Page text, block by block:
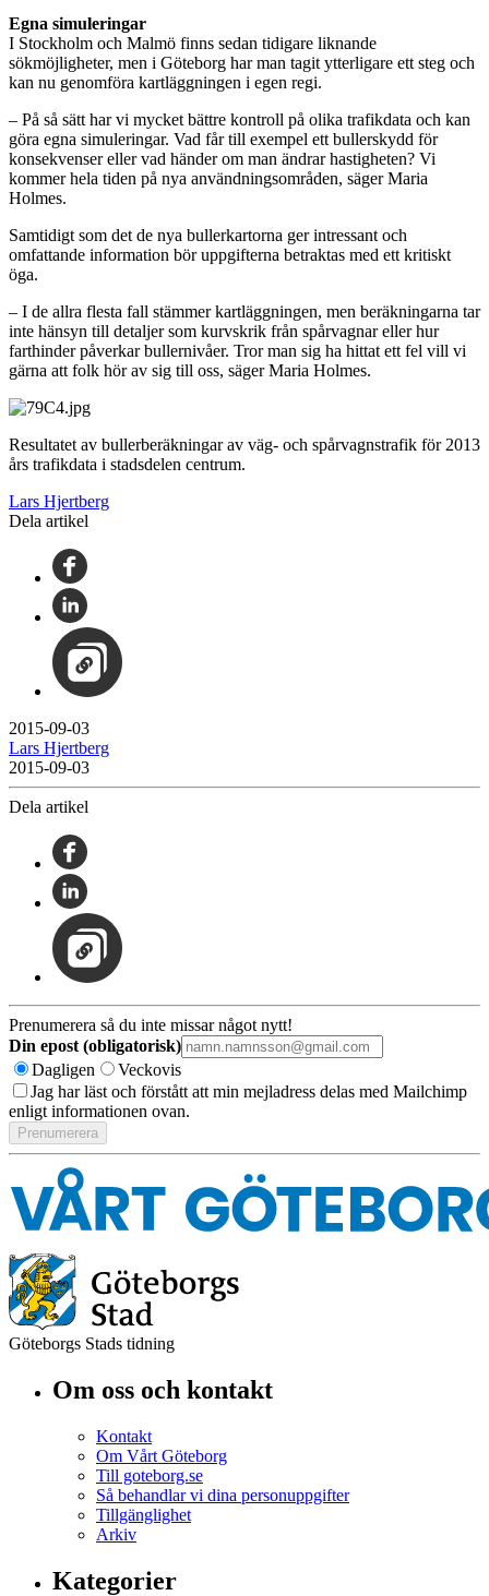
Egna simuleringar
I Stockholm och Malmö finns sedan tidigare liknande
sökmöjligheter, men i Göteborg har man tagit ytterligare ett steg och
kan nu genomföra kartläggningen i egen regi.
– På så sätt har vi mycket bättre kontroll på olika trafikdata och kan
göra egna simuleringar. Vad får till exempel ett bullerskydd för
konsekvenser eller vad händer om man ändrar hastigheten? Vi
kommer hela tiden på nya användningsområden, säger Maria
Holmes.
Samtidigt som det de nya bullerkartorna ger intressant och
omfattande information bör uppgifterna betraktas med ett kritiskt
öga.
– I de allra flesta fall stämmer kartläggningen, men beräkningarna tar
inte hänsyn till detaljer som kurvskrik från spårvagnar eller hur
farthinder påverkar bullernivåer. Tror man sig ha hittat ett fel vill vi
gärna att folk hör av sig till oss, säger Maria Holmes.
Resultatet av bullerberäkningar av väg- och spårvagnstrafik för 2013
års trafikdata i stadsdelen centrum.
Lars Hjertberg
Dela artikel
2015-09-03
Lars Hjertberg
2015-09-03
Dela artikel
Prenumerera så du inte missar något nytt!
Din epost (obligatorisk)
Dagligen
Veckovis
Jag har läst och förstått att min mejladress delas med Mailchimp
enligt informationen ovan.
Göteborgs Stads tidning
Om oss och kontakt
Kontakt
Om Vårt Göteborg
Till goteborg.se
Så behandlar vi dina personuppgifter
Tillgänglighet
Arkiv
Kategorier